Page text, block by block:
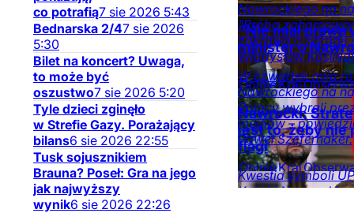
co potrafią7 sie 2026 5:43
Bednarska 2/47 sie 2026
5:30
Bilet na koncert? Uwaga,
to może być
oszustwo7 sie 2026 5:20
Tyle dzieci zginęło
w Strefie Gazy. Porażający
bilans6 sie 2026 22:55
Tusk sojusznikiem
Brauna? Poseł: Gra na jego
jak najwyższy
wynik6 sie 2026 22:26
Nawrockiego na
"Próba
zakrawa o zdradę
Władysław
OpinieKraj
mediów
"Nie miał
minister o
W czwartek mija
Nawrockiego na
Polacy wybrali
mediów –
Paweł Szefernaker.
OpinieKraj
mediów
Nawrocki:
jest to, żeby nie
flagi
Kwestia symboli
Karola